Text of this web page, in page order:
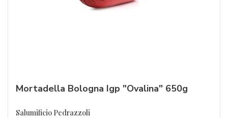
Mortadella Bologna Igp "Ovalina" 650g
Salumificio Pedrazzoli